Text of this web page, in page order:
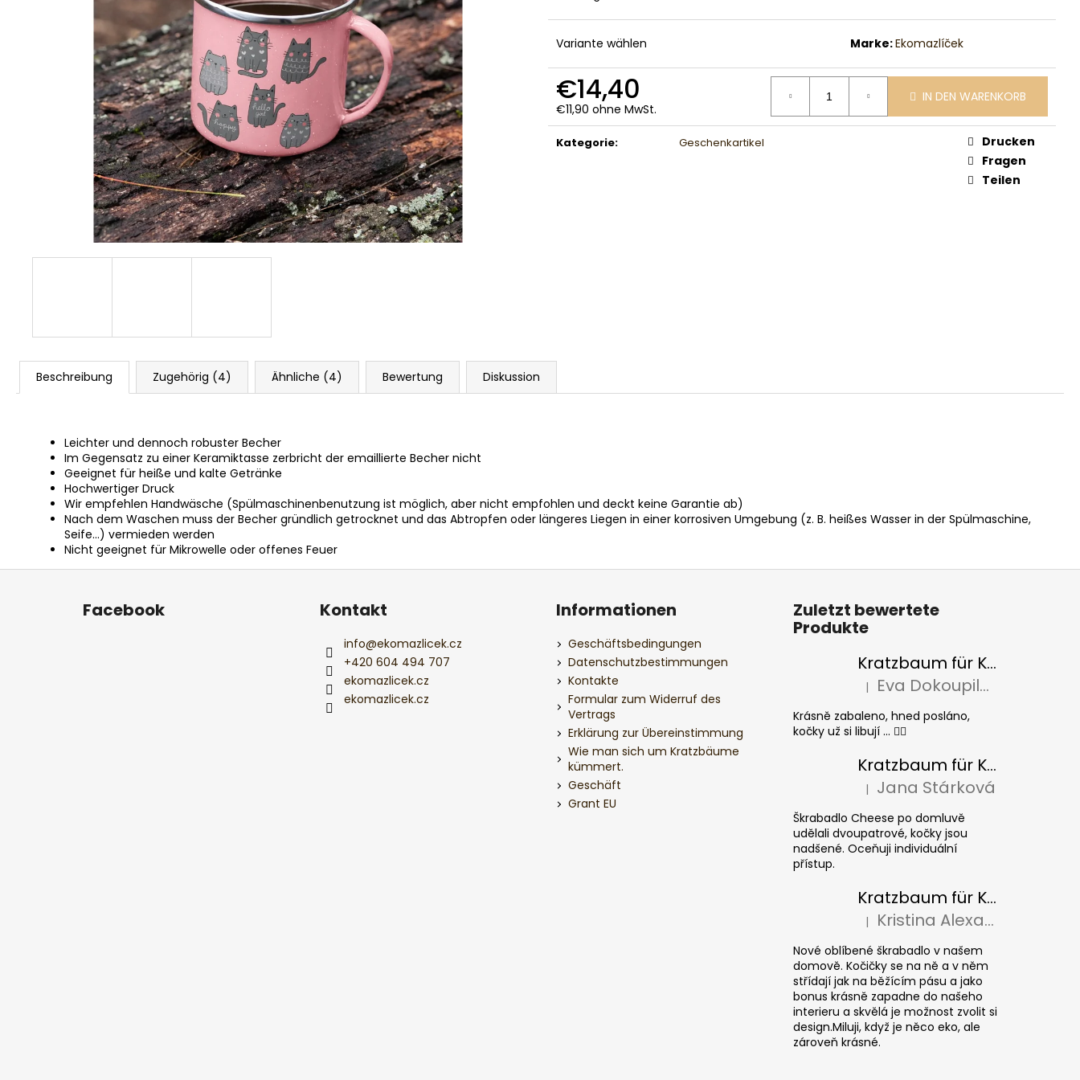
Variante wählen Marke:Ekomazlíček
€14,40
€11,90 ohne MwSt.
Verkaufspreis:
IN DEN WARENKORB
Kategorie: Geschenkartikel
Drucken
Fragen
Teilen
Beschreibung Zugehörig (4) Ähnliche (4) Bewertung Diskussion
Leichter und dennoch robuster Becher
Im Gegensatz zu einer Keramiktasse zerbricht der emaillierte Becher nicht
Geeignet für heiße und kalte Getränke
Hochwertiger Druck
Wir empfehlen Handwäsche (Spülmaschinenbenutzung ist möglich, aber nicht empfohlen und deckt keine Garantie ab)
Nach dem Waschen muss der Becher gründlich getrocknet und das Abtropfen oder längeres Liegen in einer korrosiven Umgebung (z. B. heißes Wasser in der Spülmaschine,
Seife...) vermieden werden
Nicht geeignet für Mikrowelle oder offenes Feuer
F
Facebook Kontakt
info@ekomazlicek.cz
+420 604 494 707
ekomazlicek.cz
ekomazlicek.cz
Informationen
Geschäftsbedingungen
Datenschutzbestimmungen
Kontakte
Formular zum Widerruf des
Vertrags
Erklärung zur Übereinstimmung
Wie man sich um Kratzbäume
kümmert.
Geschäft
Grant EU
Zuletzt bewertete
Produkte
Kratzbaum für Katzen BASIC Colour
Die Produktbewertung beträgt 5 von 5
| Eva Dokoupilová
Krásně zabaleno, hned posláno,
kočky už si libují ... 👍🏻
Kratzbaum für Katzen CHEESE ELIPSE colour
Die Produktbewertung beträgt 5 von 5
| Jana Stárková
Škrabadlo Cheese po domluvě
udělali dvoupatrové, kočky jsou
nadšené. Oceňuji individuální
přístup.
Kratzbaum für Katzen CUBE Colour
Die Produktbewertung beträgt 5 von 5
| Kristina Alexandrová
Nové oblíbené škrabadlo v našem
domově. Kočičky se na ně a v něm
střídají jak na běžícím pásu a jako
bonus krásně zapadne do našeho
interieru a skvělá je možnost zvolit si
design.Miluji, když je něco eko, ale
zároveň krásné.